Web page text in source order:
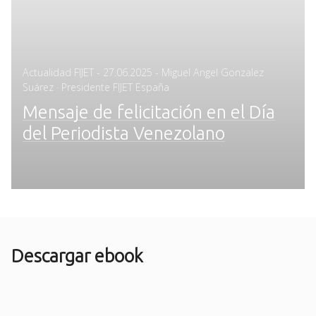
Actualidad FIJET - Posted
on
27.06.2025 - Miguel Angel Gonzalez
Suárez · Presidente FIJET España
Mensaje de felicitación en el Día
del Periodista Venezolano
Descargar ebook